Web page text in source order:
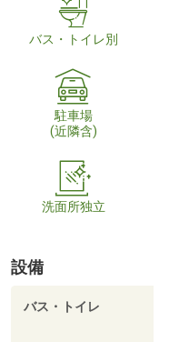
バス・トイレ別
駐車場
(近隣含)
洗面所独立
設備
バス・トイレ